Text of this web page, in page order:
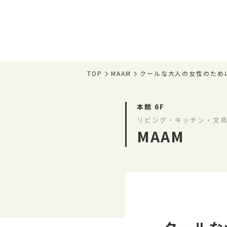
TOP MAAM クールな大人の女性のため
本館 6F
リビング・キッチン・文
MAAM